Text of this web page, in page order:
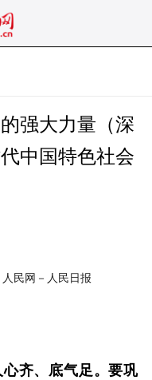
强大力量（深
中国特色社会
人民网－人民日报
齐、底气足。要巩